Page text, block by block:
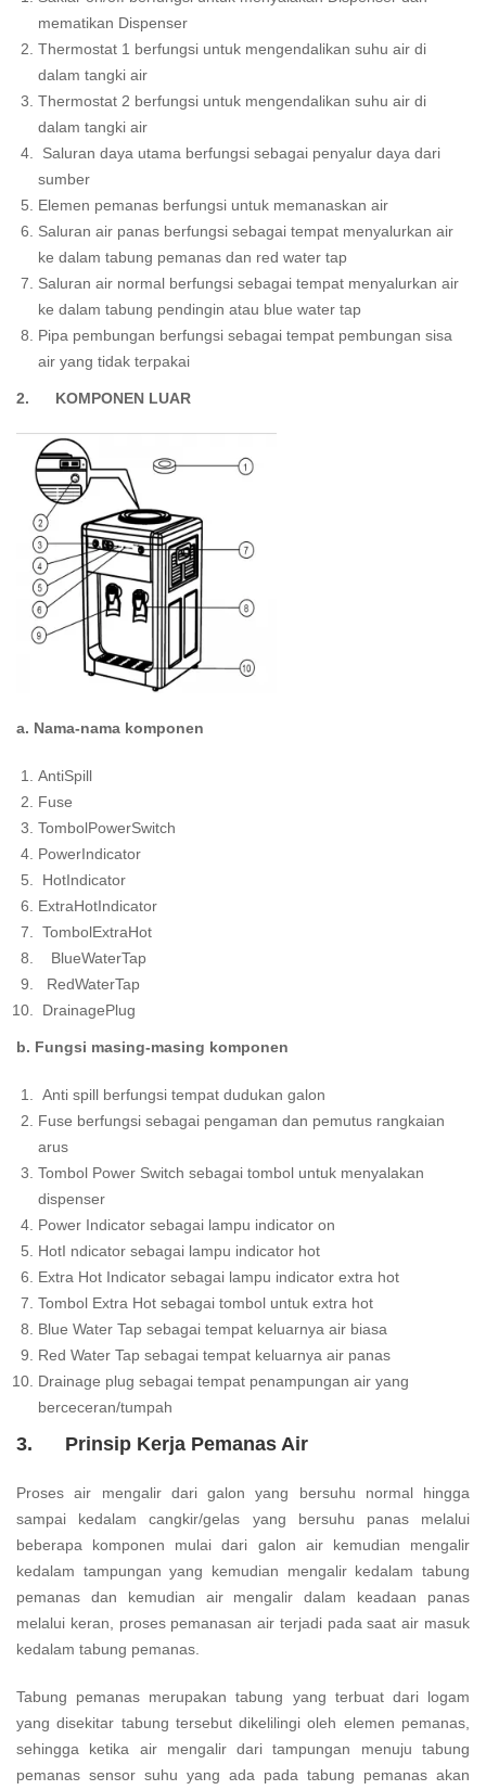
mematikan Dispenser
Thermostat 1 berfungsi untuk mengendalikan suhu air di
dalam tangki air
Thermostat 2 berfungsi untuk mengendalikan suhu air di
dalam tangki air
Saluran daya utama berfungsi sebagai penyalur daya dari
sumber
Elemen pemanas berfungsi untuk memanaskan air
Saluran air panas berfungsi sebagai tempat menyalurkan air
ke dalam tabung pemanas dan red water tap
Saluran air normal berfungsi sebagai tempat menyalurkan air
ke dalam tabung pendingin atau blue water tap
Pipa pembungan berfungsi sebagai tempat pembungan sisa
air yang tidak terpakai
2. KOMPONEN LUAR
a. Nama-nama komponen
AntiSpill
Fuse
TombolPowerSwitch
PowerIndicator
HotIndicator
ExtraHotIndicator
TombolExtraHot
BlueWaterTap
RedWaterTap
DrainagePlug
b. Fungsi masing-masing komponen
Anti spill berfungsi tempat dudukan galon
Fuse berfungsi sebagai pengaman dan pemutus rangkaian
arus
Tombol Power Switch sebagai tombol untuk menyalakan
dispenser
Power Indicator sebagai lampu indicator on
HotI ndicator sebagai lampu indicator hot
Extra Hot Indicator sebagai lampu indicator extra hot
Tombol Extra Hot sebagai tombol untuk extra hot
Blue Water Tap sebagai tempat keluarnya air biasa
Red Water Tap sebagai tempat keluarnya air panas
Drainage plug sebagai tempat penampungan air yang
berceceran/tumpah
3. Prinsip Kerja Pemanas Air
Proses air mengalir dari galon yang bersuhu normal hingga
sampai kedalam cangkir/gelas yang bersuhu panas melalui
beberapa komponen mulai dari galon air kemudian mengalir
kedalam tampungan yang kemudian mengalir kedalam tabung
pemanas dan kemudian air mengalir dalam keadaan panas
melalui keran, proses pemanasan air terjadi pada saat air masuk
kedalam tabung pemanas.
Tabung pemanas merupakan tabung yang terbuat dari logam
yang disekitar tabung tersebut dikelilingi oleh elemen pemanas,
sehingga ketika air mengalir dari tampungan menuju tabung
pemanas sensor suhu yang ada pada tabung pemanas akan